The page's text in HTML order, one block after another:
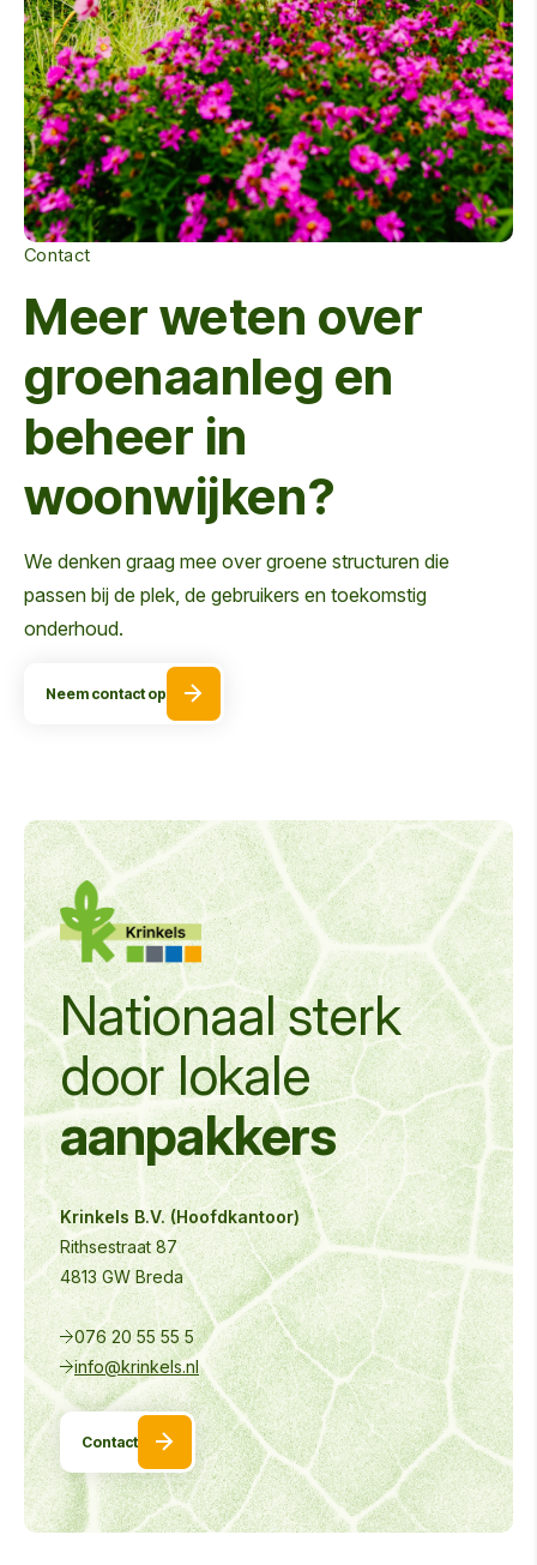
Contact
Meer weten over
groenaanleg en
beheer in
woonwijken?
We denken graag mee over groene structuren die
passen bij de plek, de gebruikers en toekomstig
onderhoud.
Neem contact op
Nationaal sterk
doorlokale
aanpakkers
Krinkels B.V. (Hoofdkantoor)
Rithsestraat 87
4813 GW Breda
076 20 55 55 5
info@krinkels.nl
Contact